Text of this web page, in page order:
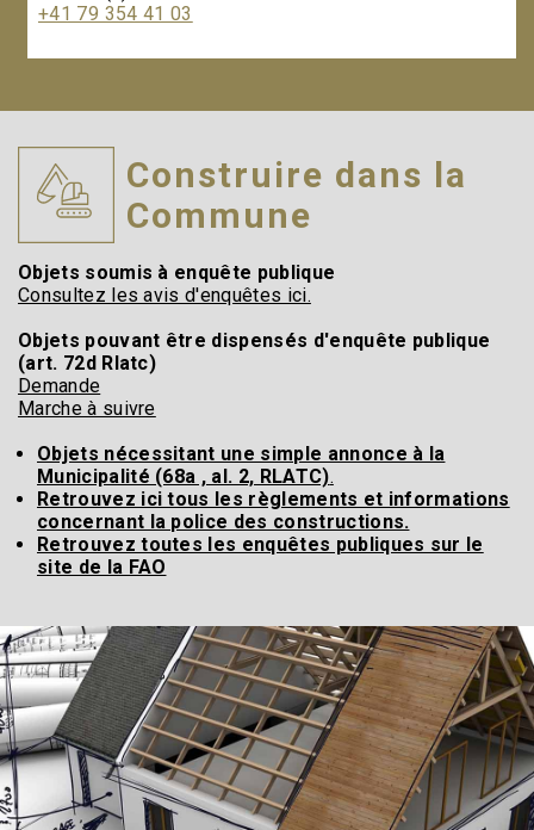
+41 79 354 41 03
Construire dans la
Commune
Objets soumis à enquête publique
Consultez les avis d'enquêtes ici.
Objets pouvant être dispensés d'enquête publique
(art. 72d Rlatc)
Demande
Marche à suivre
Objets nécessitant une simple annonce à la
Municipalité (68a , al. 2, RLATC).
Retrouvez ici tous les règlements et informations
concernant la police des constructions.
Retrouvez toutes les enquêtes publiques sur le
site de la FAO